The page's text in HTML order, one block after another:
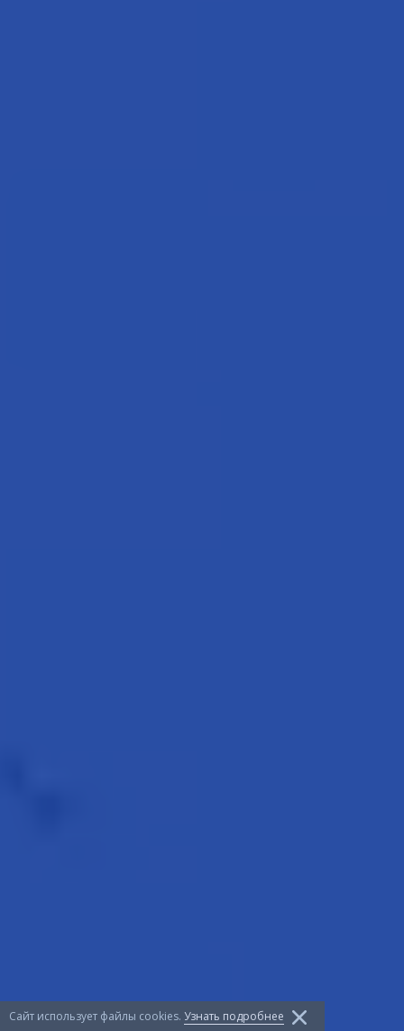
Сайт использует файлы сookies. Узнать подробнее